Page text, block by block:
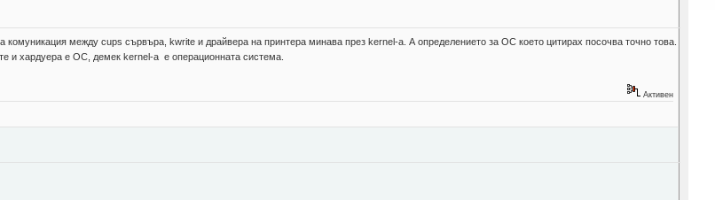
между cups сървъра, kwrite и драйвера на принтера минава през kernel-a. А определението за ОС което цитирах посочва точно това.
и хардуера е ОС, демек kernel-a е операционната система.
Активен